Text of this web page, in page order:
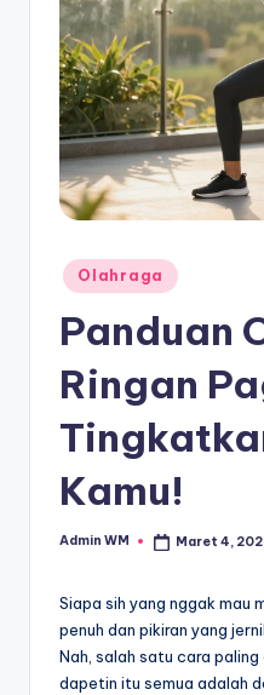
Posted
in
Olahraga
Panduan
Ringan
Kamu!
Posted
Admin WM Maret 4,
Siapa sih yang nggak mau
penuh dan pikiran yang
Nah, salah satu cara
dapetin itu semua adalah